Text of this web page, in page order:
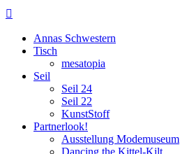

Annas Schwestern
Tisch
mesatopia
Seil
Seil 24
Seil 22
KunstStoff
Partnerlook!
Ausstellung Modemuseum
Dancing the Kittel-Kilt